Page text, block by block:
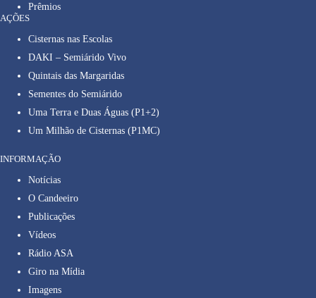
Prêmios
AÇÕES
Cisternas nas Escolas
DAKI – Semiárido Vivo
Quintais das Margaridas
Sementes do Semiárido
Uma Terra e Duas Águas (P1+2)
Um Milhão de Cisternas (P1MC)
INFORMAÇÃO
Notícias
O Candeeiro
Publicações
Vídeos
Rádio ASA
Giro na Mídia
Imagens